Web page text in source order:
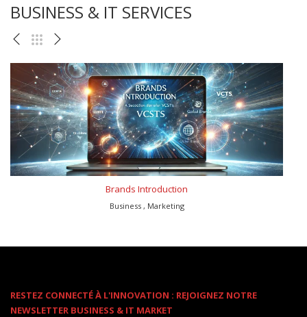
BUSINESS & IT SERVICES
Brands Introduction
Business , Marketing
RESTEZ CONNECTÉ À L'INNOVATION : REJOIGNEZ NOTRE
NEWSLETTER BUSINESS & IT MARKET